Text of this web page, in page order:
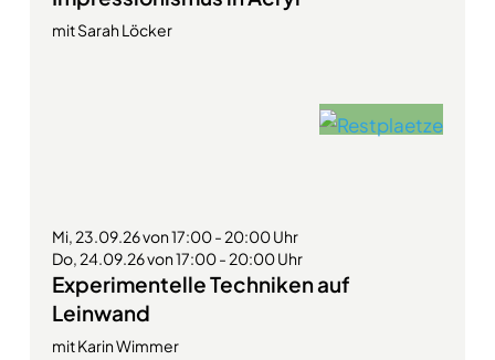
mit Sarah Löcker
Mi, 23.09.26 von 17:00 - 20:00 Uhr
Do, 24.09.26 von 17:00 - 20:00 Uhr
Experimentelle Techniken auf
Leinwand
mit Karin Wimmer